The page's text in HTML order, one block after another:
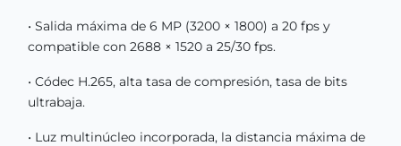
• Salida máxima de 6 MP (3200 × 1800) a 20 fps y
compatible con 2688 × 1520 a 25/30 fps.
• Códec H.265, alta tasa de compresión, tasa de bits
ultrabaja.
• Luz multinúcleo incorporada, la distancia máxima de